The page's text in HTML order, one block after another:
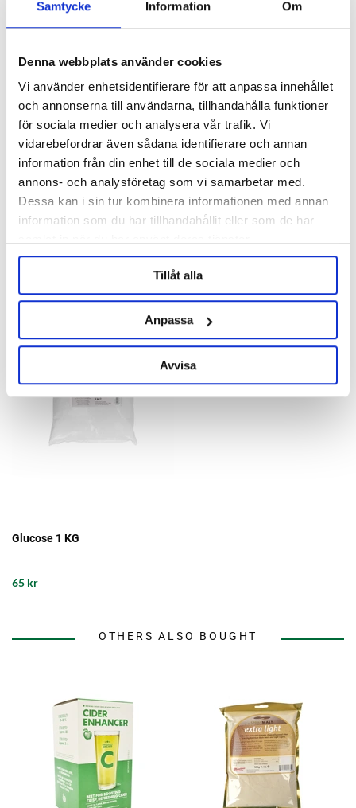
Samtycke Information Om
Denna webbplats använder cookies
Vi använder enhetsidentifierare för att anpassa innehållet
och annonserna till användarna, tillhandahålla funktioner
för sociala medier och analysera vår trafik. Vi
vidarebefordrar även sådana identifierare och annan
information från din enhet till de sociala medier och
annons- och analysföretag som vi samarbetar med.
Dessa kan i sin tur kombinera informationen med annan
information som du har tillhandahållit eller som de har
Tillåt alla
Anpassa
Avvisa
Muntons
56 kr
Muntons
165 kr
Glucose 1 KG
65 kr
OTHERS ALSO BOUGHT